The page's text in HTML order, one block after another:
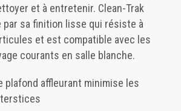
et à entretenir. Clean-Trak
sa finition lisse qui résiste à
et est compatible avec les
courants en salle blanche.
plafond affleurant minimise les